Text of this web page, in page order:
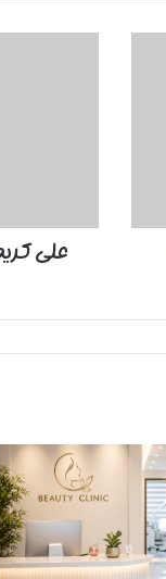
نپوشیدن
علی